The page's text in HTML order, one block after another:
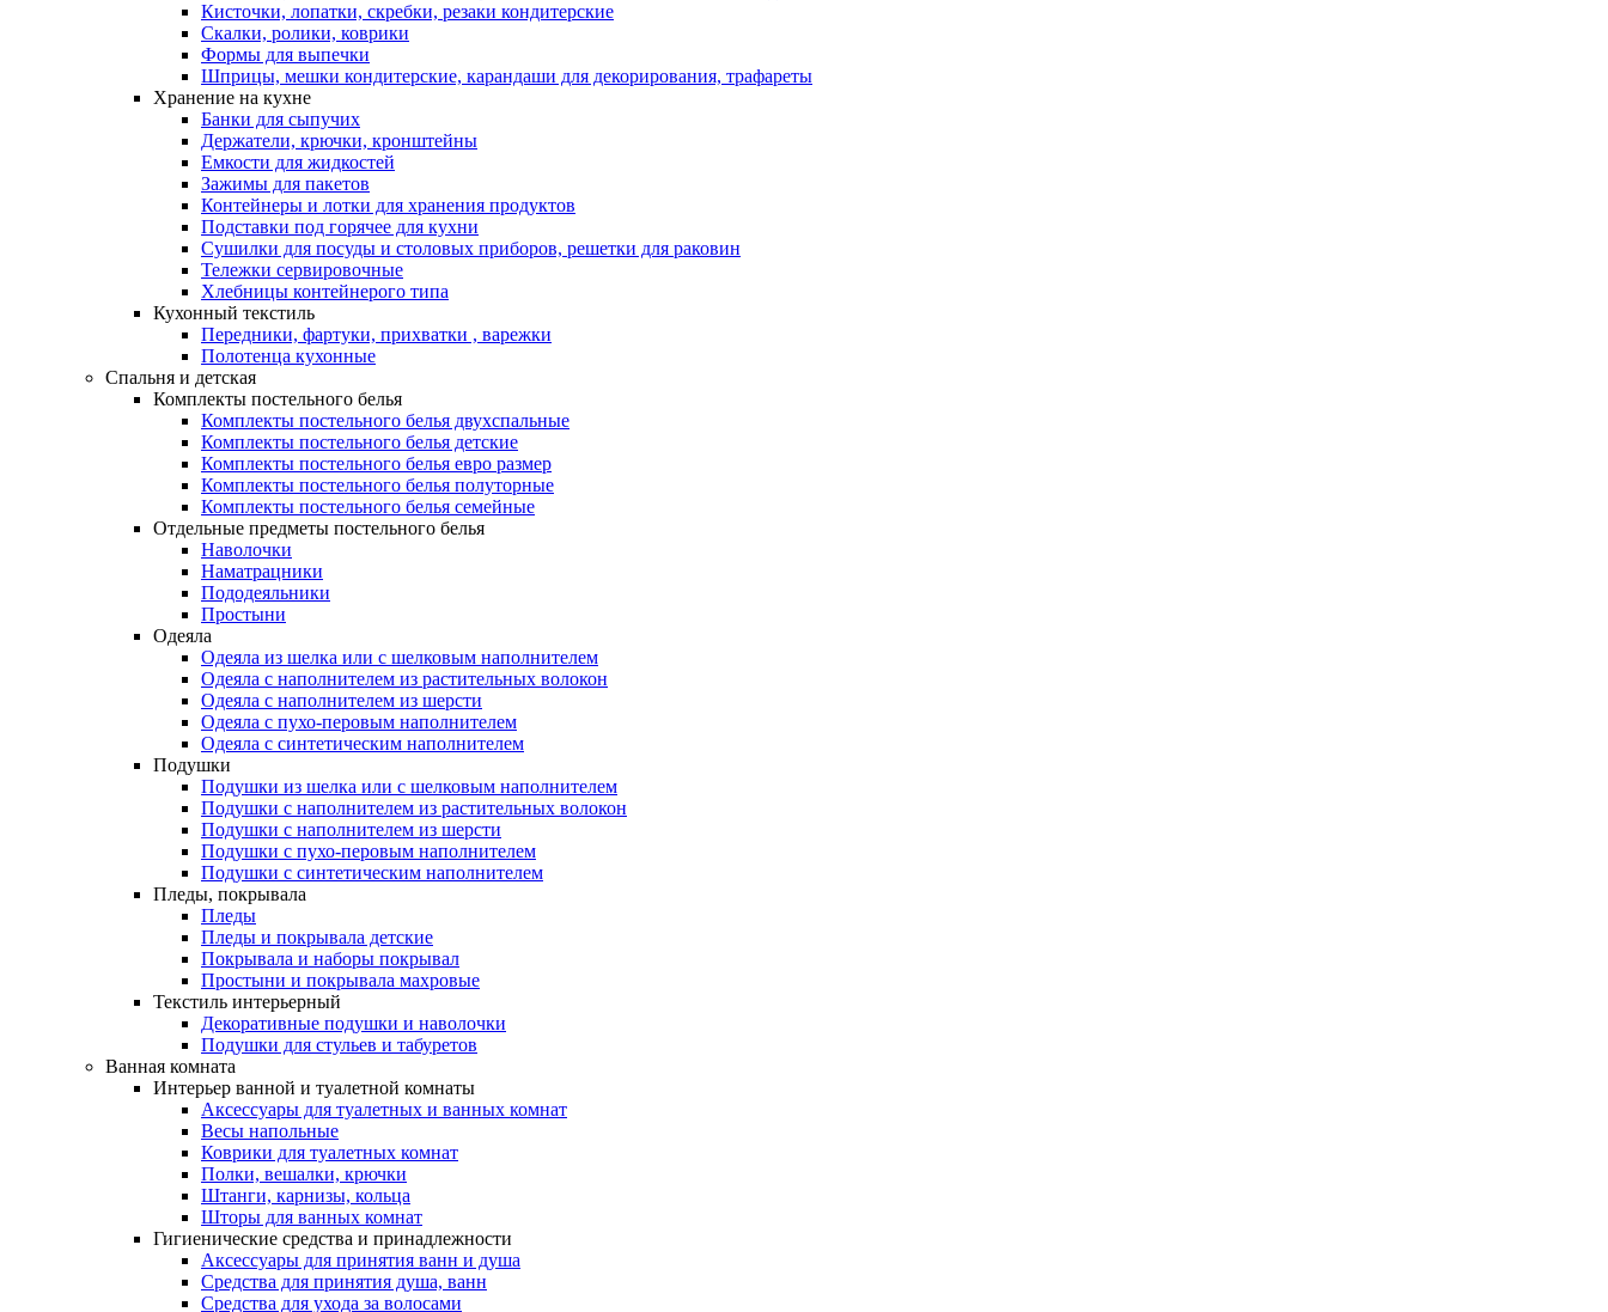
Кисточки, лопатки, скребки, резаки кондитерские
Скалки, ролики, коврики
Формы для выпечки
Шприцы, мешки кондитерские, карандаши для декорирования, трафареты
Хранение на кухне
Банки для сыпучих
Держатели, крючки, кронштейны
Емкости для жидкостей
Зажимы для пакетов
Контейнеры и лотки для хранения продуктов
Подставки под горячее для кухни
Сушилки для посуды и столовых приборов, решетки для раковин
Тележки сервировочные
Хлебницы контейнерого типа
Кухонный текстиль
Передники, фартуки, прихватки , варежки
Полотенца кухонные
Спальня и детская
Комплекты постельного белья
Комплекты постельного белья двухспальные
Комплекты постельного белья детские
Комплекты постельного белья евро размер
Комплекты постельного белья полуторные
Комплекты постельного белья семейные
Отдельные предметы постельного белья
Наволочки
Наматрацники
Пододеяльники
Простыни
Одеяла
Одеяла из шелка или с шелковым наполнителем
Одеяла с наполнителем из растительных волокон
Одеяла с наполнителем из шерсти
Одеяла с пухо-перовым наполнителем
Одеяла с синтетическим наполнителем
Подушки
Подушки из шелка или с шелковым наполнителем
Подушки с наполнителем из растительных волокон
Подушки с наполнителем из шерсти
Подушки с пухо-перовым наполнителем
Подушки с синтетическим наполнителем
Пледы, покрывала
Пледы
Пледы и покрывала детские
Покрывала и наборы покрывал
Простыни и покрывала махровые
Текстиль интерьерный
Декоративные подушки и наволочки
Подушки для стульев и табуретов
Ванная комната
Интерьер ванной и туалетной комнаты
Аксессуары для туалетных и ванных комнат
Весы напольные
Коврики для туалетных комнат
Полки, вешалки, крючки
Штанги, карнизы, кольца
Шторы для ванных комнат
Гигиенические средства и принадлежности
Аксессуары для принятия ванн и душа
Средства для принятия душа, ванн
Средства для ухода за волосами